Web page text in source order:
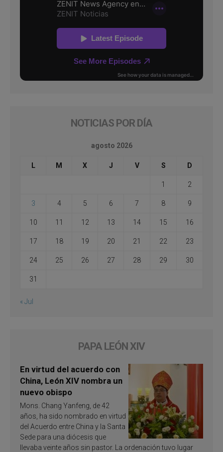
NOTICIAS POR DÍA
agosto 2026
L M X J V S D
1 2
3 4 5 6 7 8 9
10 11 12 13 14 15 16
17 18 19 20 21 22 23
24 25 26 27 28 29 30
31
« Jul
PAPA LEÓN XIV
En virtud del acuerdo con
China, León XIV nombra un
nuevo obispo
Mons. Chang Yanfeng, de 42
años, ha sido nombrado en virtud
del Acuerdo entre China y la Santa
Sede para una diócesis que
llevaba veinte años sin pastor. La ordenación tuvo lugar